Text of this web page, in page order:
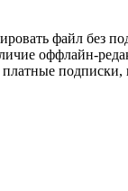
файл без
оффлайн-